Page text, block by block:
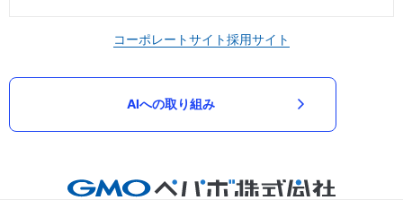
コーポレートサイト採用サイト
AIへの取り組み